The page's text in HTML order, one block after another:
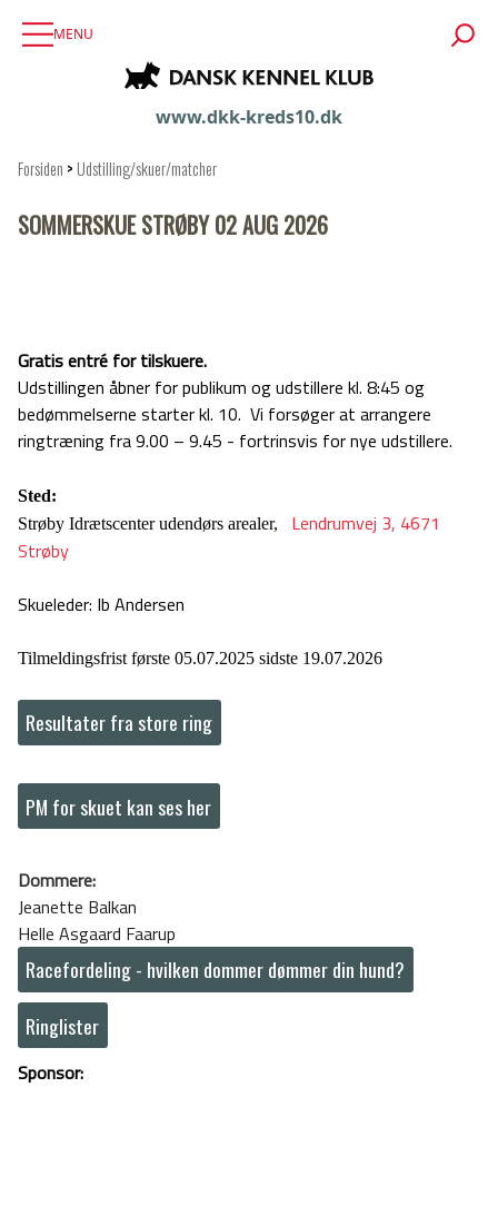
MENU
www.dkk-kreds10.dk
Forsiden > Udstilling/skuer/matcher
SOMMERSKUE STRØBY 02 AUG 2026
Gratis entré for tilskuere.
Udstillingen åbner for publikum og udstillere kl. 8:45 og
bedømmelserne starter kl. 10. Vi forsøger at arrangere
ringtræning fra 9.00 – 9.45 - fortrinsvis for nye udstillere.
Sted:
Strøby Idrætscenter udendørs arealer,
Lendrumvej 3, 4671
Strøby
Skueleder: Ib Andersen
Tilmeldingsfrist første 05.07.2025 sidste 19.07.2026
Resultater fra store ring
PM for skuet kan ses her
Dommere:
Jeanette Balkan
Helle Asgaard Faarup
Racefordeling - hvilken dommer dømmer din hund?
Ringlister
Sponsor: